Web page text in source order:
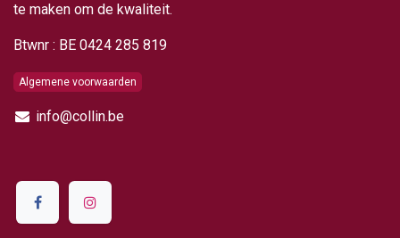
te maken om de kwaliteit.
Btwnr : BE 0424 285 819
Algemene voorwaarden
info@collin.be